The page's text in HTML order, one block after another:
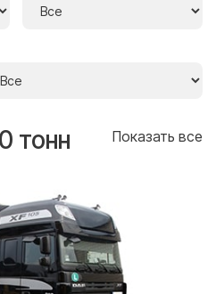
тонн Показать все